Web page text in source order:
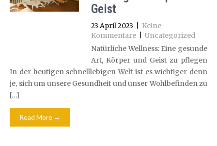
Geist
23 April 2023
Keine
Kommentare
Uncategorized
Natürliche Wellness: Eine gesunde
Art, Körper und Geist zu pflegen
In der heutigen schnelllebigen Welt ist es wichtiger denn
je, sich um unsere Gesundheit und unser Wohlbefinden zu
[…]
Read More →